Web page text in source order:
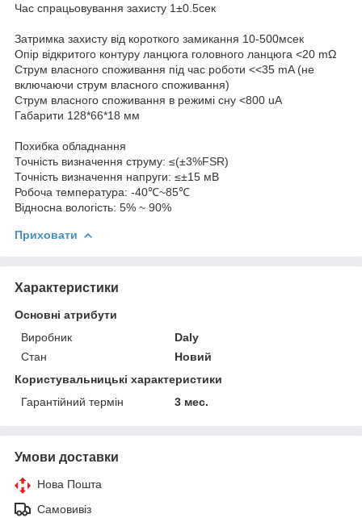
Час спрацьовування захисту 1±0.5сек
Затримка захисту від короткого замикання 10-500мсек
Опір відкритого контуру ланцюга головного ланцюга <20 mΩ
Струм власного споживання під час роботи <<35 mA (не
включаючи струм власного споживання)
Струм власного споживання в режимі сну <800 uA
Габарити 128*66*18 мм
Похибка обладнання
Точність визначення струму: ≤(±3%FSR)
Точність визначення напруги: ≤±15 мВ
Робоча температура: -40℃~85℃
Відносна вологість: 5% ~ 90%
Приховати
Характеристики
Основні атрибути
Виробник
Daly
Стан
Новий
Користувальницькі характеристики
Гарантійний термін
3 мес.
Умови доставки
Нова Пошта
Самовивіз